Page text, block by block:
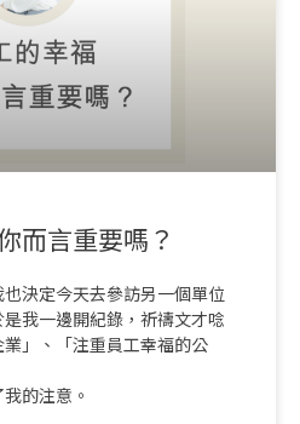
而言重要嗎？
決定今天去參訪另一個單位
我一邊開紀錄，祈禱文才唸
」、「注重員工幸福的公
的注意。